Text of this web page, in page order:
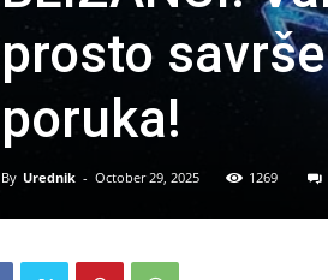
prosto
poruka!
By Urednik - October 29, 2025 1269